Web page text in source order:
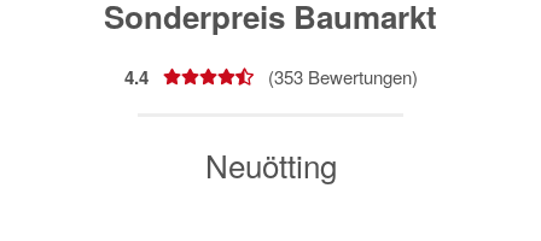
Sonderpreis Baumarkt
4.4 (353Bewertungen)
Neuötting